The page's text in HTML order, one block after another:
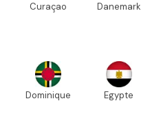
Curaçao Danemark
Dominique Egypte